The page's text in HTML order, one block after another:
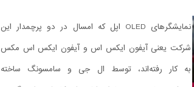
نمایشگرهای OLED اپل که امسال در دو پرچمدار این
شرکت یعنی آیفون ایکس اس و آیفون ایکس اس مکس
به کار رفته‌اند، توسط ال جی و سامسونگ ساخته